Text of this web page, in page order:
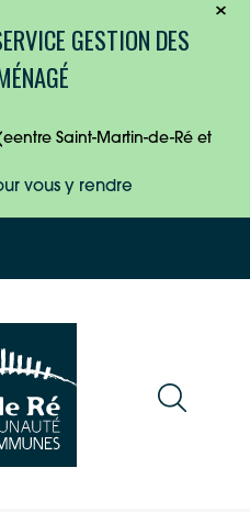
GESTION DES
Saint-Martin-de-Ré et
vous y rendre